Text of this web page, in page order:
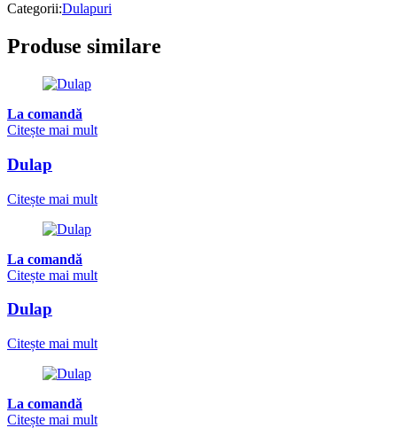
Categorii:Dulapuri
Produse similare
La comandă
Citește mai mult
Dulap
Citește mai mult
La comandă
Citește mai mult
Dulap
Citește mai mult
La comandă
Citește mai mult